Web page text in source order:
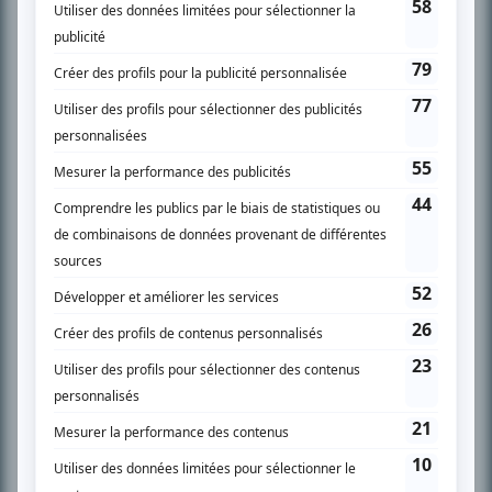
SUR LE RÉSEAU BIZZ MÉDIA
PLAN DU SITE
Accueil
Liste des oeuvres
Recherche avancée
À propos
Nous contacter
Termes et conditions
Politique de confidentialité
Gestion du consentement